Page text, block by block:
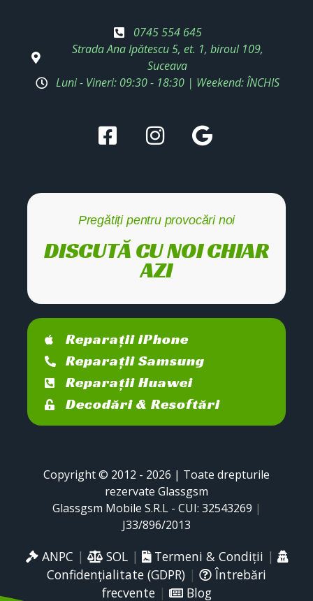
0745 554 645
Strada Ana Ipătescu 5, et. 1, biroul 109,
Suceava
Luni - Vineri: 09:30 - 18:30 | Weekend: ÎNCHIS
Pregătiți pentru provocări noi
DISCUTĂ CU NOI CHIAR
AZI
Reparații iPhone
Reparații Samsung
Reparații Huawei
Decodări & Resoftări
Copyright © 2012 - 2026 | Toate drepturile
rezervate Glassgsm
Glassgsm Mobile S.R.L - CUI: 32543269 |
J33/896/2013
ANPC | SOL| Termeni & Condiții |
Confidențialitate (GDPR) |
Întrebări
frecvente| Blog